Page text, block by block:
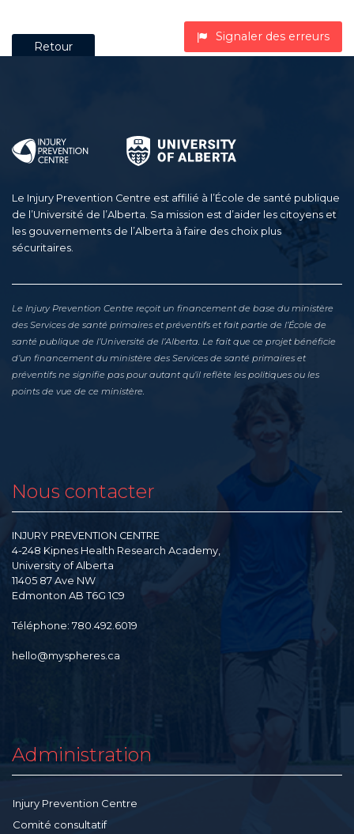
Retour
Signaler des erreurs
Le Injury Prevention Centre est affilié à l’École de santé publique
de l’Université de l’Alberta. Sa mission est d’aider les citoyens et
les gouvernements de l’Alberta à faire des choix plus
sécuritaires.
Le Injury Prevention Centre reçoit un financement de base du ministère
des Services de santé primaires et préventifs et fait partie de l’École de
santé publique de l’Université de l’Alberta. Le fait que ce projet bénéficie
d’un financement du ministère des Services de santé primaires et
préventifs ne signifie pas pour autant qu’il reflète les politiques ou les
points de vue de ce ministère.
Nous contacter
INJURY PREVENTION CENTRE
4-248 Kipnes Health Research Academy,
University of Alberta
11405 87 Ave NW
Edmonton AB T6G 1C9
Téléphone: 780.492.6019
hello@myspheres.ca
Administration
Injury Prevention Centre
Comité consultatif